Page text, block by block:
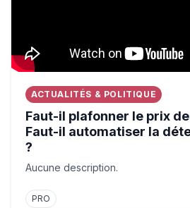
ACTUALITÉS & POLITIQUE
Faut-il plafonner le prix
Faut-il automatiser la
?
Aucune description.
PRO